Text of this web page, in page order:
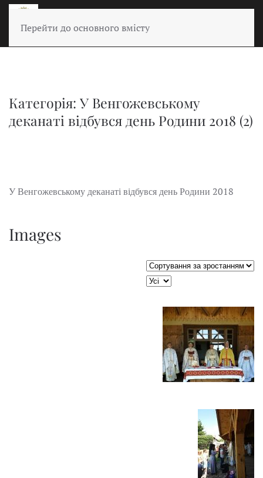
Перейти до основного вмісту
Категорія: У Венгожевському
деканаті відбувся день Родини 2018 (2)
У Венгожевському деканаті відбувся день Родини 2018
Images
Сортувати таблицю за:
JSEARCH_FILTER_LIMIT